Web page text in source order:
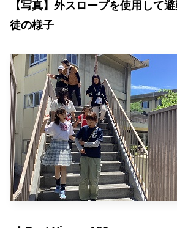
【写真】外スロープを使用して
徒の様子